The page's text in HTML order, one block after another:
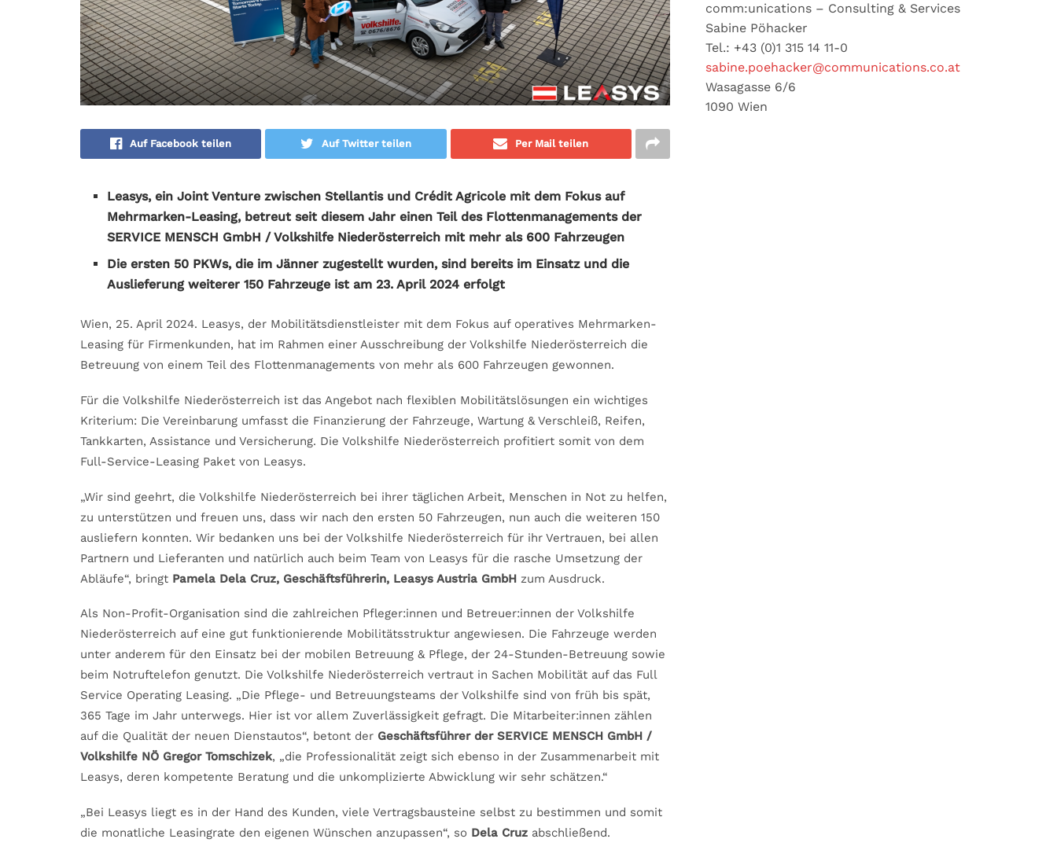
Auf Facebook teilen Auf Twitter teilen Per Mail teilen
Leasys, ein Joint Venture zwischen Stellantis und Crédit Agricole mit dem Fokus auf
Mehrmarken-Leasing, betreut seit diesem Jahr einen Teil des Flottenmanagements der
SERVICE MENSCH GmbH / Volkshilfe Niederösterreich mit mehr als 600 Fahrzeugen
Die ersten 50 PKWs, die im Jänner zugestellt wurden, sind bereits im Einsatz und die
Auslieferung weiterer 150 Fahrzeuge ist am 23. April 2024 erfolgt
Wien, 25. April 2024. Leasys, der Mobilitätsdienstleister mit dem Fokus auf operatives Mehrmarken-
Leasing für Firmenkunden, hat im Rahmen einer Ausschreibung der Volkshilfe Niederösterreich die
Betreuung von einem Teil des Flottenmanagements von mehr als 600 Fahrzeugen gewonnen.
Für die Volkshilfe Niederösterreich ist das Angebot nach flexiblen Mobilitätslösungen ein wichtiges
Kriterium: Die Vereinbarung umfasst die Finanzierung der Fahrzeuge, Wartung & Verschleiß, Reifen,
Tankkarten, Assistance und Versicherung. Die Volkshilfe Niederösterreich profitiert somit von dem
Full-Service-Leasing Paket von Leasys.
„Wir sind geehrt, die Volkshilfe Niederösterreich bei ihrer täglichen Arbeit, Menschen in Not zu helfen,
zu unterstützen und freuen uns, dass wir nach den ersten 50 Fahrzeugen, nun auch die weiteren 150
ausliefern konnten. Wir bedanken uns bei der Volkshilfe Niederösterreich für ihr Vertrauen, bei allen
Partnern und Lieferanten und natürlich auch beim Team von Leasys für die rasche Umsetzung der
Abläufe“, bringt Pamela Dela Cruz, Geschäftsführerin, Leasys Austria GmbH zum Ausdruck.
Als Non-Profit-Organisation sind die zahlreichen Pfleger:innen und Betreuer:innen der Volkshilfe
Niederösterreich auf eine gut funktionierende Mobilitätsstruktur angewiesen. Die Fahrzeuge werden
unter anderem für den Einsatz bei der mobilen Betreuung & Pflege, der 24-Stunden-Betreuung sowie
beim Notruftelefon genutzt. Die Volkshilfe Niederösterreich vertraut in Sachen Mobilität auf das Full
Service Operating Leasing. „Die Pflege- und Betreuungsteams der Volkshilfe sind von früh bis spät,
365 Tage im Jahr unterwegs. Hier ist vor allem Zuverlässigkeit gefragt. Die Mitarbeiter:innen zählen
auf die Qualität der neuen Dienstautos“, betont der Geschäftsführer der SERVICE MENSCH GmbH /
Volkshilfe NÖ Gregor Tomschizek, „die Professionalität zeigt sich ebenso in der Zusammenarbeit mit
Leasys, deren kompetente Beratung und die unkomplizierte Abwicklung wir sehr schätzen.“
„Bei Leasys liegt es in der Hand des Kunden, viele Vertragsbausteine selbst zu bestimmen und somit
die monatliche Leasingrate den eigenen Wünschen anzupassen“, so Dela Cruz abschließend.
comm:unications – Consulting & Services
Sabine Pöhacker
Tel.: +43 (0)1 315 14 11-0
sabine.poehacker@communications.co.at
Wasagasse 6/6
1090 Wien